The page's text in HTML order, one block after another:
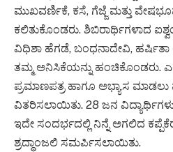
ಮುಖವರ್ಣಿಕೆ, ಕಸೆ, ಗೆಜ್ಜೆ ಮತ್ತು
ಕಲಿತುಕೊಂಡರು. ಶಿಬಿರಾರ್ಥಿಗಳಾದ
ವಿಧಿಶಾ ಹೆಗಡೆ, ಬಂಧನಾದೇವಿ,
ತಮ್ಮ ಅನಿಸಿಕೆಯನ್ನು ಹಂಚಿಕೊಂಡರು.
ಪ್ರಮಾಣಪತ್ರ ಹಾಗೂ ಅಭ್ಯಾಸ
ವಿತರಿಸಲಾಯಿತು. 28 ಜನ
ಇದೇ ಸಂದರ್ಭದಲ್ಲಿ ನಿನ್ನೆ ಅಗಲಿದ
ಶ್ರದ್ಧಾಂಜಲಿ ಸಮರ್ಪಿಸಲಾಯಿತು.